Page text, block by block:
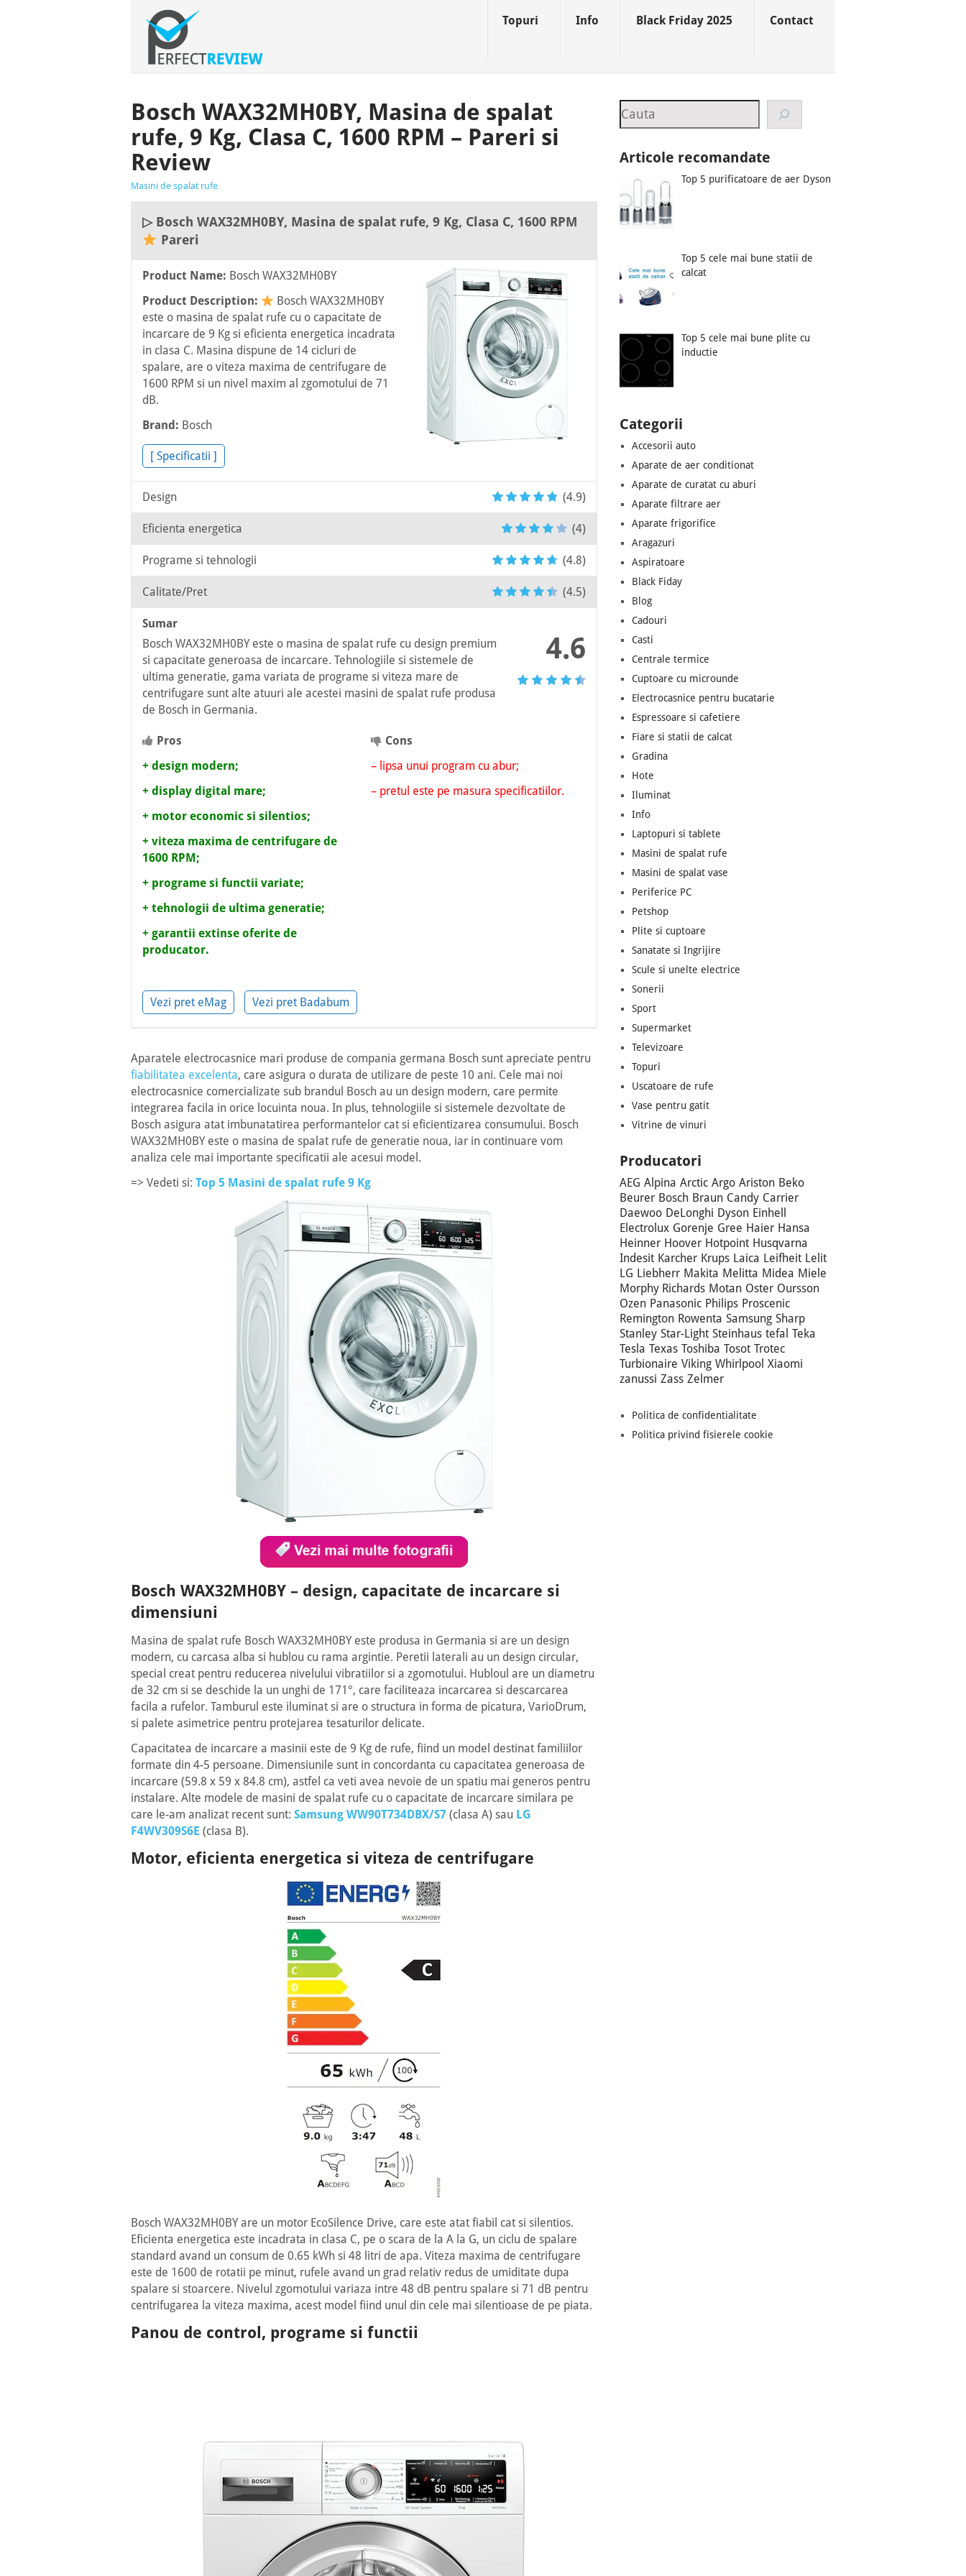
Topuri Info Black Friday 2025 Contact
Bosch WAX32MH0BY, Masina de spalat
rufe, 9 Kg, Clasa C, 1600 RPM – Pareri si
Review
Masini de spalat rufe
▷ Bosch WAX32MH0BY, Masina de spalat rufe, 9 Kg, Clasa C, 1600 RPM
Pareri
Product Name: Bosch WAX32MH0BY
Product Description:
Bosch WAX32MH0BY
este o masina de spalat rufe cu o capacitate de
incarcare de 9 Kg si eficienta energetica incadrata
in clasa C. Masina dispune de 14 cicluri de
spalare, are o viteza maxima de centrifugare de
1600 RPM si un nivel maxim al zgomotului de 71
dB.
Brand: Bosch
[ Specificatii ]
Design (4.9)
Eficienta energetica (4)
Programe si tehnologii (4.8)
Calitate/Pret (4.5)
4.6
Sumar
Bosch WAX32MH0BY este o masina de spalat rufe cu design premium
si capacitate generoasa de incarcare. Tehnologiile si sistemele de
ultima generatie, gama variata de programe si viteza mare de
centrifugare sunt alte atuuri ale acestei masini de spalat rufe produsa
de Bosch in Germania.
Pros
+ design modern;
+ display digital mare;
+ motor economic si silentios;
+ viteza maxima de centrifugare de
1600 RPM;
+ programe si functii variate;
+ tehnologii de ultima generatie;
+ garantii extinse oferite de
producator.
Cons
– lipsa unui program cu abur;
– pretul este pe masura specificatiilor.
Vezi pret eMag Vezi pret Badabum
Aparatele electrocasnice mari produse de compania germana Bosch sunt apreciate pentru
fiabilitatea excelenta, care asigura o durata de utilizare de peste 10 ani. Cele mai noi
electrocasnice comercializate sub brandul Bosch au un design modern, care permite
integrarea facila in orice locuinta noua. In plus, tehnologiile si sistemele dezvoltate de
Bosch asigura atat imbunatatirea performantelor cat si eficientizarea consumului. Bosch
WAX32MH0BY este o masina de spalat rufe de generatie noua, iar in continuare vom
analiza cele mai importante specificatii ale acesui model.
=> Vedeti si: Top 5 Masini de spalat rufe 9 Kg
Bosch WAX32MH0BY – design, capacitate de incarcare si
dimensiuni
Masina de spalat rufe Bosch WAX32MH0BY este produsa in Germania si are un design
modern, cu carcasa alba si hublou cu rama argintie. Peretii laterali au un design circular,
special creat pentru reducerea nivelului vibratiilor si a zgomotului. Hubloul are un diametru
de 32 cm si se deschide la un unghi de 171°, care faciliteaza incarcarea si descarcarea
facila a rufelor. Tamburul este iluminat si are o structura in forma de picatura, VarioDrum,
si palete asimetrice pentru protejarea tesaturilor delicate.
Capacitatea de incarcare a masinii este de 9 Kg de rufe, fiind un model destinat familiilor
formate din 4-5 persoane. Dimensiunile sunt in concordanta cu capacitatea generoasa de
incarcare (59.8 x 59 x 84.8 cm), astfel ca veti avea nevoie de un spatiu mai generos pentru
instalare. Alte modele de masini de spalat rufe cu o capacitate de incarcare similara pe
care le-am analizat recent sunt: Samsung WW90T734DBX/S7 (clasa A) sau LG
F4WV309S6E (clasa B).
Motor, eficienta energetica si viteza de centrifugare
Bosch WAX32MH0BY are un motor EcoSilence Drive, care este atat fiabil cat si silentios.
Eficienta energetica este incadrata in clasa C, pe o scara de la A la G, un ciclu de spalare
standard avand un consum de 0.65 kWh si 48 litri de apa. Viteza maxima de centrifugare
este de 1600 de rotatii pe minut, rufele avand un grad relativ redus de umiditate dupa
spalare si stoarcere. Nivelul zgomotului variaza intre 48 dB pentru spalare si 71 dB pentru
centrifugarea la viteza maxima, acest model fiind unul din cele mai silentioase de pe piata.
Panou de control, programe si functii
Search
Articole recomandate
Top 5 purificatoare de aer Dyson
Top 5 cele mai bune statii de
calcat
Top 5 cele mai bune plite cu
inductie
Categorii
Accesorii auto
Aparate de aer conditionat
Aparate de curatat cu aburi
Aparate filtrare aer
Aparate frigorifice
Aragazuri
Aspiratoare
Black Fiday
Blog
Cadouri
Casti
Centrale termice
Cuptoare cu microunde
Electrocasnice pentru bucatarie
Espressoare si cafetiere
Fiare si statii de calcat
Gradina
Hote
Iluminat
Info
Laptopuri si tablete
Masini de spalat rufe
Masini de spalat vase
Periferice PC
Petshop
Plite si cuptoare
Sanatate si Ingrijire
Scule si unelte electrice
Sonerii
Sport
Supermarket
Televizoare
Topuri
Uscatoare de rufe
Vase pentru gatit
Vitrine de vinuri
Producatori
AEG Alpina Arctic Argo Ariston Beko
Beurer Bosch Braun Candy Carrier
Daewoo DeLonghi Dyson Einhell
Electrolux Gorenje Gree Haier Hansa
Heinner Hoover Hotpoint Husqvarna
Indesit Karcher Krups Laica Leifheit Lelit
LG Liebherr Makita Melitta Midea Miele
Morphy Richards Motan Oster Oursson
Ozen Panasonic Philips Proscenic
Remington Rowenta Samsung Sharp
Stanley Star-Light Steinhaus tefal Teka
Tesla Texas Toshiba Tosot Trotec
Turbionaire Viking Whirlpool Xiaomi
zanussi Zass Zelmer
Politica de confidentialitate
Politica privind fisierele cookie